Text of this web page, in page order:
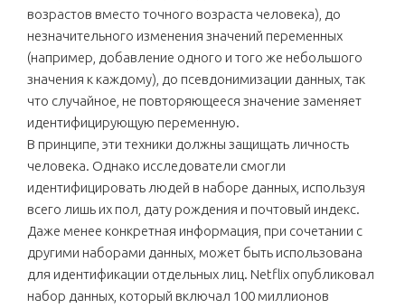
возрастов вместо точного возраста человека), до
незначительного изменения значений переменных
(например, добавление одного и того же небольшого
значения к каждому), до псевдонимизации данных, так
что случайное, не повторяющееся значение заменяет
идентифицирующую переменную.
В принципе, эти техники должны защищать личность
человека. Однако исследователи смогли
идентифицировать людей в наборе данных, используя
всего лишь их пол, дату рождения и почтовый индекс.
Даже менее конкретная информация, при сочетании с
другими наборами данных, может быть использована
для идентификации отдельных лиц. Netflix опубликовал
набор данных, который включал 100 миллионов